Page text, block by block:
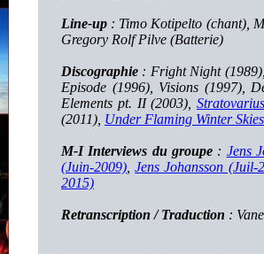
Line-up : Timo Kotipelto (chant),
Gregory Rolf Pilve (Batterie)
Discographie : Fright Night
Episode (1996), Visions (1997),
Elements pt. II (2003),Stratovarius
(2011), Under Flaming Winter
M-I Interviews du groupe : Jens
(Juin-2009) ,Jens Johansson (Juil-
2015)
Retranscription / Traduction :